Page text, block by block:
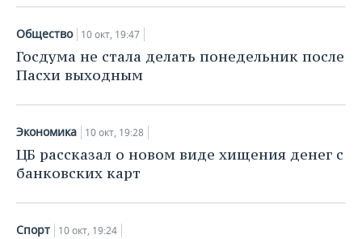
Общество 10 окт, 19:47
Госдума не стала делать понедельник после
Пасхи выходным
Экономика 10 окт, 19:28
ЦБ рассказал о новом виде хищения денег с
банковских карт
Спорт 10 окт, 19:24